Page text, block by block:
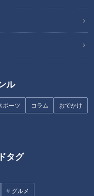
ル
ポーツ コラム おでかけ
タグ
グルメ
㎞地点にある、尾鷲市九
り約63㎞です。
が映えていますね。大自